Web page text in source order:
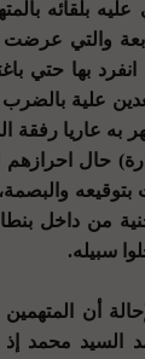
بلقائه
والتي
انفرد بها حتي
علية بالضرب
به عاريا رفقة
حال احرازهم
بتوقيعه
جنية من داخل
سبيله.
أن
السيد محمد